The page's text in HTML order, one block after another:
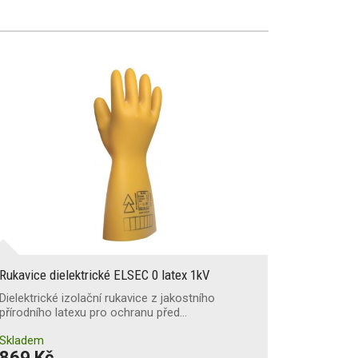
dielektrické ELSEC 0 latex 1kV
izolační rukavice z jakostního
latexu pro ochranu před…